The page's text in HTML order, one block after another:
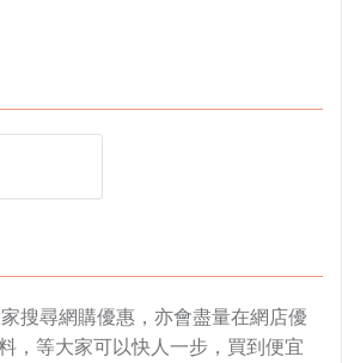
家搜尋網購優惠，亦會盡量在網店優
，等大家可以快人一步，買到便宜